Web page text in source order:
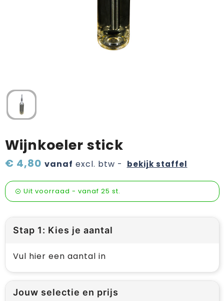
Verzorging & welness
Sinterklaas artikelen
Wijn, bier en proeverij
Zomerpakketten
Wijnkoeler stick
€ 4,80 vanaf excl. btw - bekijk staffel
Uit voorraad - vanaf 25 st.
Stap 1: Kies je aantal
Vul hier een aantal in
Jouw selectie en prijs